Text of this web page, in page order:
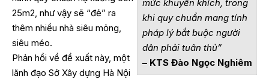
mức khuyến khích, trong
khi quy chuẩn mang tính
pháp lý bắt buộc người
dân phải tuân thủ”
– KTS Đào Ngọc Nghiêm
25m2, như vậy sẽ “đẻ” ra
thêm nhiều nhà siêu mỏng,
siêu méo.
Phản hồi về đề xuất này, một
lãnh đạo Sở Xây dựng Hà Nội